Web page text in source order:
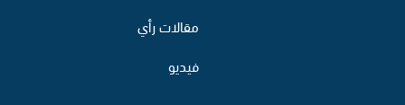
مقالات رأي
فيديو